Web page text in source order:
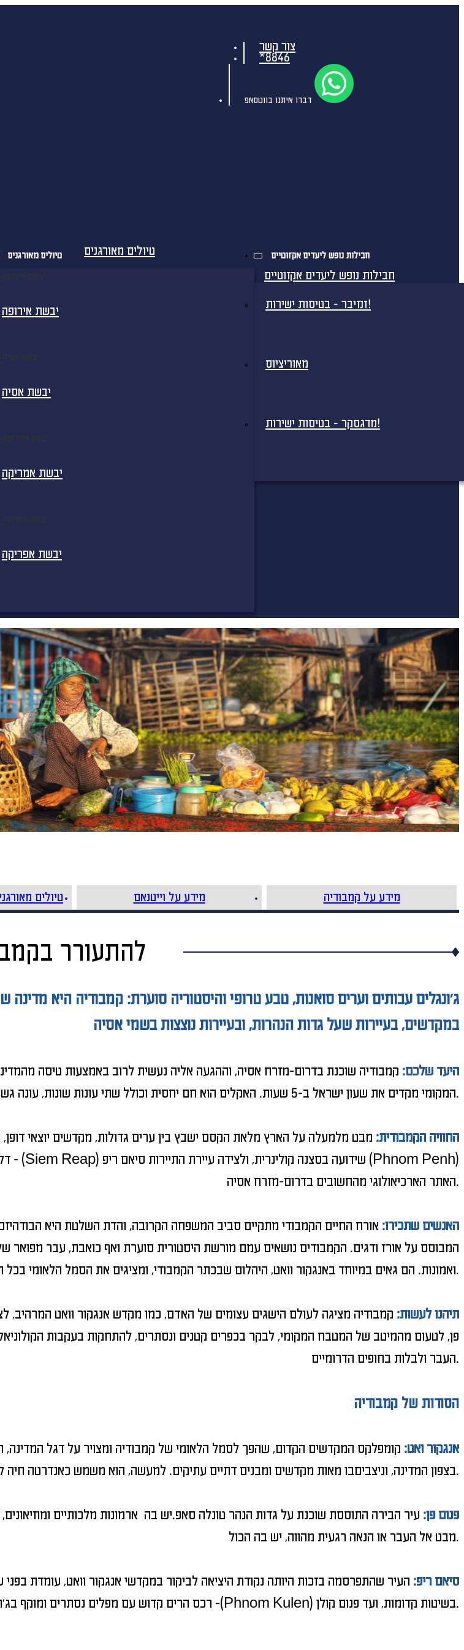
צור קשר
*8846
דברו איתנו בווטסאפ
טיולים מאורגנים טיולים מאורגנים
יבשת אירופה
יבשת אירופה
יבשת אסיה
יבשת אסיה
יבשת אמריקה
יבשת אמריקה
יבשת אפריקה
יבשת אפריקה
חבילות נופש ליעדים אקזוטיים
חבילות נופש ליעדים אקזוטיים
זנזיבר - בטיסות ישירות!
מאוריציוס
מדגסקר - בטיסות ישירות!
טיולים מידע על וייטנאם מידע על קמבודיה
להתעורר
ג'ונגלים עבותים וערים סואנות, טבע טרופי והיסטוריה סוערת: קמבודיה היא
במקדשים, בעיירות שעל גדות הנהרות, ובעיירות נוצצות בשמי אסיה
היעד שלכם: קמבודיה שוכנת בדרום-מזרח אסיה, וההגעה אליה נעשית לרוב באמצעות טיסה
המקומי מקדים את שעון ישראל ב-5 שעות. האקלים הוא חם יחסית וכולל שתי עונות שונות, עונה גשומה ועונה יבשה. חודשים ספטמבר-אפריל הם המומלצים לטיול בה.
החוויה הקמבודית: מבט מלמעלה על הארץ מלאת הקסם ישבץ בין ערים גדולות, מקדשים יוצאי דופן,
(
Phnom Penh) שידועה בסצנה קולינרית, ולצידה עיירת התיירות סיאם ריפ (Siem Reap
) -
האתר הארכיאולוגי מהחשובים בדרום-מזרח אסיה.
האנשים שתכירו: אורח החיים הקמבודי מתקיים סביב המשפחה הקרובה, והדת השלטת היא
המבוסס על אורז ודגים. הקמבודים נושאים עמם מורשת היסטורית סוערת ואף כואבת, עבר מפואר
ואמונות. הם גאים במיוחד באנגקור וואט, היהלום שבכתר הקמבודי, ומציגים את הסמל הלאומי בכל הזדמנות, מהדגל ועד קופסאות גפרורים.
תיהנו לעשות: קמבודיה מציגה לעולם הישגים עצומים של האדם, כמו מקדש אנגקור וואט
פן, לטעום מהמיטב של המטבח המקומי, לבקר בכפרים קטנים ונסתרים, להתחקות בעקבות
העבר ולבלות בחופים הדרומיים.
הסודות של קמבודיה
אנגקור ואט: קומפלקס המקדשים הקדום, שהפך לסמל הלאומי של קמבודיה ומצויר על דגל המדינה,
בצפון המדינה, וניצביםבו מאות מקדשים ומבנים דתיים עתיקים. למעשה, הוא משמש כאנדרטה חיה לתרבות החמר, ששלטה באזור במשך 600 שנים.
פנום פן: עיר הבירה התוססת שוכנת על גדות הנהר טונלה סאפ.יש בה ארמונות מלכותיים ומוזיאונים,
מבט אל העבר או הנאה רגעית מהווה, יש בה הכול.
סיאם ריפ: העיר שהתפרסמה בזכות היותה נקודת היציאה לביקור במקדשי אנגקור וואט, עומדת
בשיטות קדומות, ועד פנום קולן ((Phnom Kulen - רכס הרים קדוש עם מפלים נסתרים ומוקף בג'ונגל שופע.